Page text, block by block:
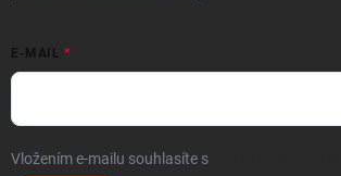
E-MAIL
Vložením e-mailu souhlasíte s